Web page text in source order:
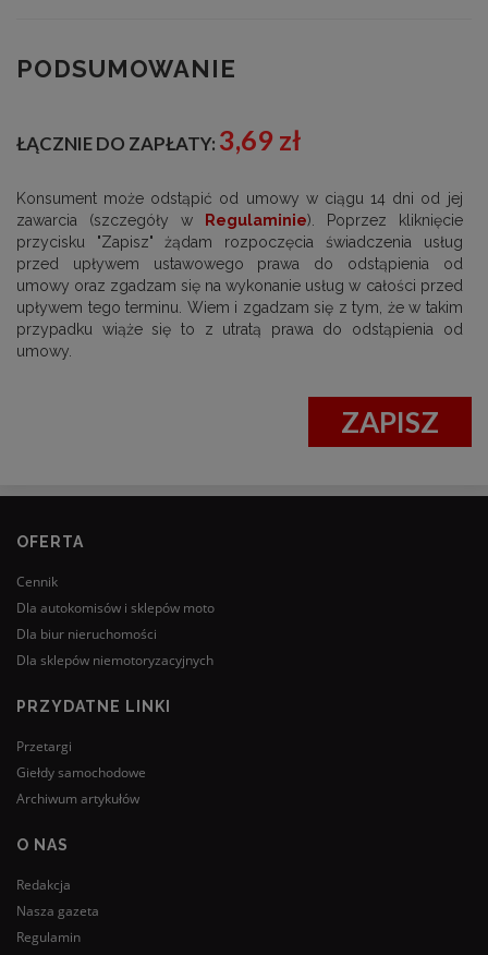
PODSUMOWANIE
ŁĄCZNIE DO ZAPŁATY: 3,69 zł
Konsument może odstąpić od umowy w ciągu 14 dni od jej
zawarcia (szczegóły w
Regulaminie). Poprzez kliknięcie
przycisku "Zapisz" żądam rozpoczęcia świadczenia usług
przed upływem ustawowego prawa do odstąpienia od
umowy oraz zgadzam się na wykonanie usług w całości przed
upływem tego terminu. Wiem i zgadzam się z tym, że w takim
przypadku wiąże się to z utratą prawa do odstąpienia od
umowy.
ZAPISZ
OFERTA
Cennik
Dla autokomisów i sklepów moto
Dla biur nieruchomości
Dla sklepów niemotoryzacyjnych
PRZYDATNE LINKI
Przetargi
Giełdy samochodowe
Archiwum artykułów
O NAS
Redakcja
Nasza gazeta
Regulamin